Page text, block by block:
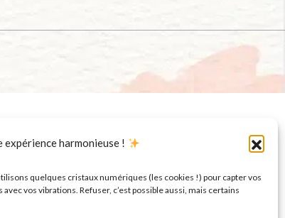
harmonieuse !
quelques cristaux numériques (les cookies !) pour capter vos
vos vibrations. Refuser, c’est possible aussi, mais certains